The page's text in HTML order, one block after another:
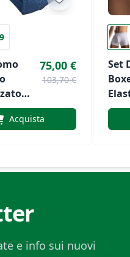
75,00 €
103,70 €
Acquista
Set
e info sui nuovi